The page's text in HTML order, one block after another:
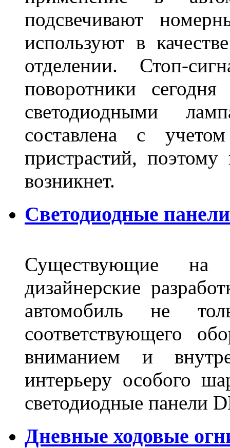
подсвечивают
используют в
отделении. Стоп-
поворотники
светодиодными
составлена с
пристрастий,
возникнет.
Светодиодные
Существующие
дизайнерские
автомобиль не
соответствующего
вниманием и
интерьеру особого
светодиодные панели
Дневные ходовые